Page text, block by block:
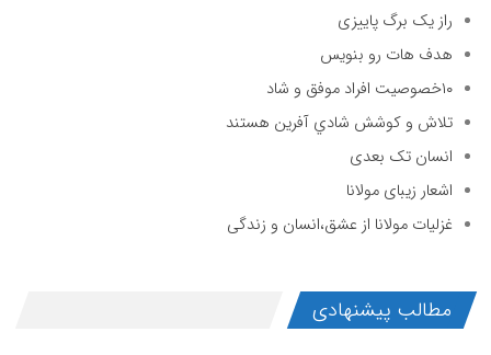
راز یک برگ پاییزی
هدف هات رو بنویس
۱۰خصوصیت افراد موفق و شاد
تلاش و كوشش شادي آفرين هستند
انسان تک بعدی
اشعار زیبای مولانا
غزلیات مولانا از عشق،انسان و زندگی
مطالب پیشنهادی